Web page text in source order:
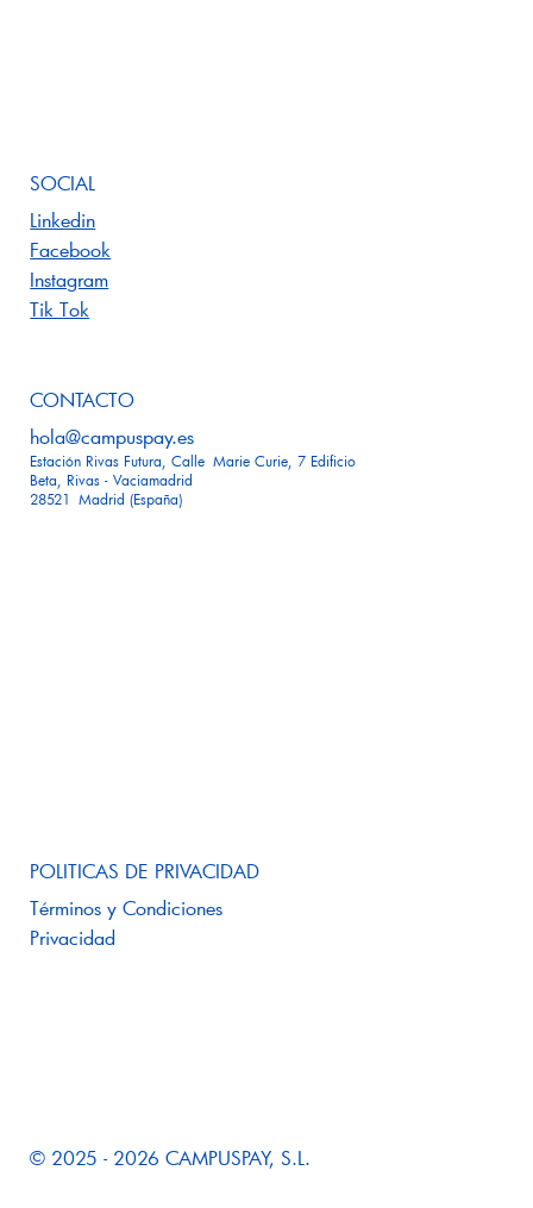
SOCIAL
Linkedin
Facebook
Instagram
Tik Tok
CONTACTO
hola@campuspay.es
Estación Rivas Futura, Calle Marie Curie, 7 Edificio
Beta, Rivas - Vaciamadrid
28521 Madrid (España)
POLITICAS DE PRIVACIDAD
Términos y Condiciones
Privacidad
© 2025 - 2026 CAMPUSPAY, S.L.